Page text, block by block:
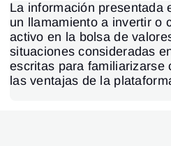
La información presentada
un llamamiento a invertir o
activo en la bolsa de
situaciones consideradas
escritas para familiarizarse
las ventajas de la